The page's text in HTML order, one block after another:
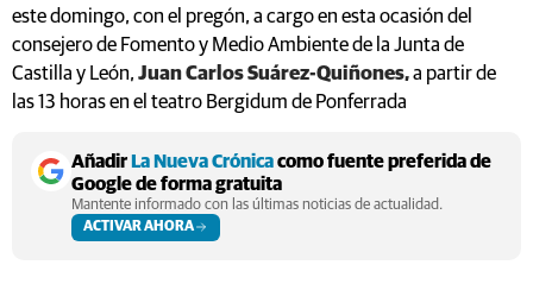
este domingo, con el pregón, a cargo en esta ocasión del
consejero de Fomento y Medio Ambiente de la Junta de
Castilla y León, Juan Carlos Suárez-Quiñones,a partir de
las 13 horas en el teatro Bergidum de Ponferrada
AñadirLa Nueva Crónicacomo fuente preferida de
Google de forma gratuita
Mantente informado con las últimas noticias de actualidad.
ACTIVAR AHORA